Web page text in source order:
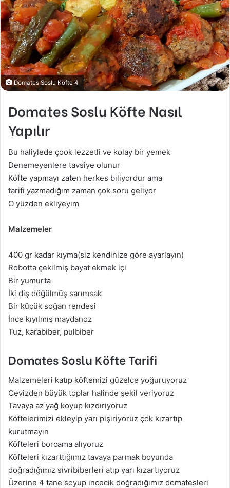
Domates Soslu Köfte 4
Domates Soslu Köfte Nasıl
Yapılır
Bu haliylede çook lezzetli ve kolay bir yemek
Denemeyenlere tavsiye olunur
Köfte yapmayı zaten herkes biliyordur ama
tarifi yazmadığım zaman çok soru geliyor
O yüzden ekliyeyim
Malzemeler
400 gr kadar kıyma(siz kendinize göre ayarlayın)
Robotta çekilmiş bayat ekmek içi
Bir yumurta
İki diş döğülmüş sarımsak
Bir küçük soğan rendesi
İnce kıyılmış maydanoz
Tuz, karabiber, pulbiber
Domates Soslu Köfte Tarifi
Malzemeleri katıp köftemizi güzelce yoğuruyoruz
Cevizden büyük toplar halinde şekil veriyoruz
Tavaya az yağ koyup kızdırıyoruz
Köftelerimizi ekleyip yarı pişiriyoruz çok kızartıp
kurutmayın
Köfteleri borcama alıyoruz
Köfteleri kızarttığımız tavaya parmak boyunda
doğradığımız sivribiberleri atıp yarı kızartıyoruz
Üzerine 4 tane soyup incecik doğradığımız domatesleri